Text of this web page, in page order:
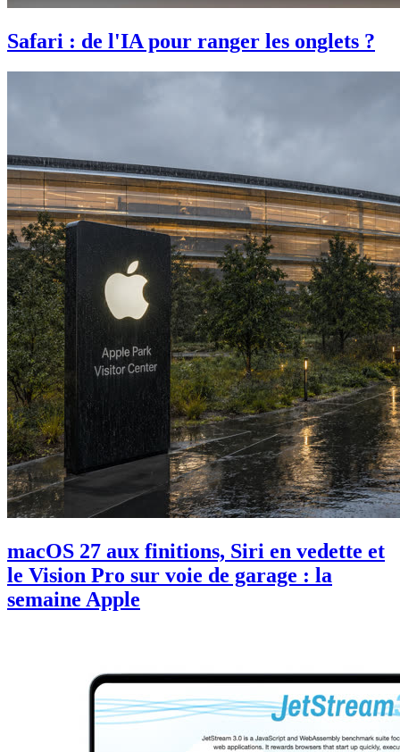
Safari : de l'IA pour ranger les onglets ?
macOS 27 aux finitions, Siri en vedette et
le Vision Pro sur voie de garage : la
semaine Apple